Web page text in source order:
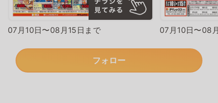
07月10日〜08月15日まで 07月10日〜08
フォロー